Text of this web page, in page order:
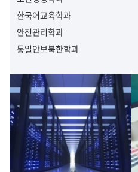
한국어교육학과
안전관리학과
통일안보북한학과